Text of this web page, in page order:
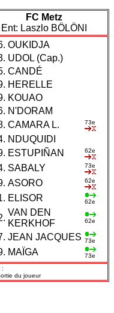
FC Metz
Ent: Laszlo BÖLÖNI
OUKIDJA
UDOL (Cap.)
CANDÉ
HERELLE
KOUAO
N'DORAM
CAMARA L. 73e
NDUQUIDI
ESTUPIÑAN 62e
SABALY 73e
ASORO 62e
ELISOR 62e
VAN DEN
KERKHOF
62e
JEAN JACQUES 73e
MAÏGA
73e
:
du joueur